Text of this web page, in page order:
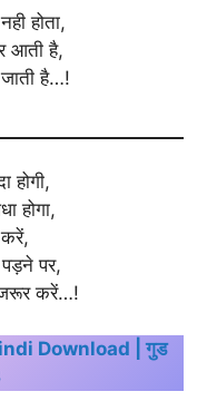
होता,
आती है,
है…!
होगी,
होगा,
पर,
करें…!
Download | गुड